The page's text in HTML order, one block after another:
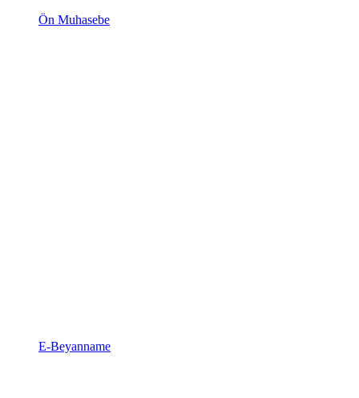
Ön Muhasebe
E-Beyanname